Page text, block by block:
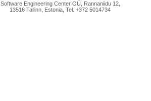
Software Engineering Center OÜ, Rannaniidu 12,
13516 Tallinn, Estonia, Tel. +372 5014734